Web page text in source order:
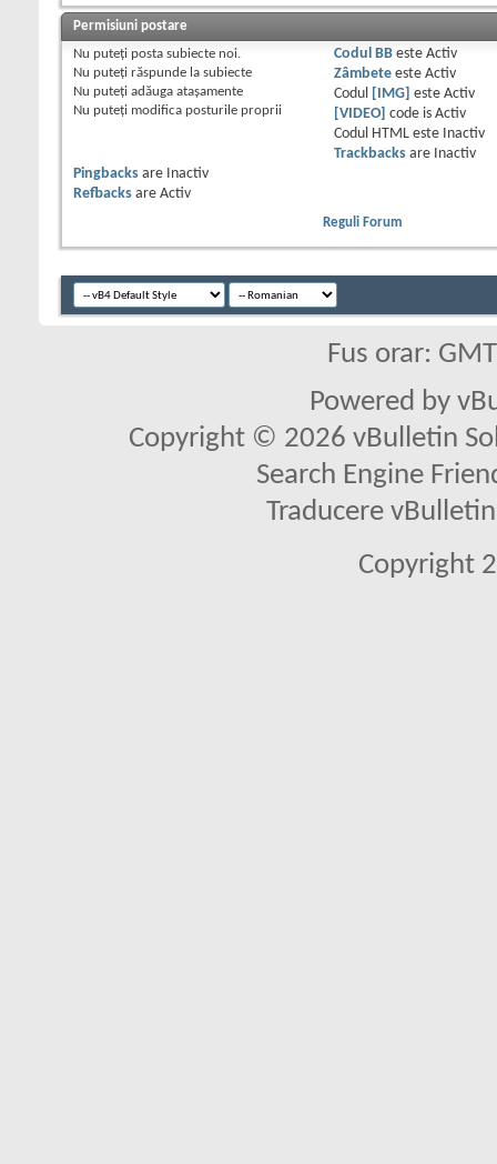
Permisiuni postare
Nu puteţi posta subiecte noi.
Nu puteţi răspunde la subiecte
Nu puteţi adăuga ataşamente
Nu puteţi modifica posturile proprii
Codul BBeste Activ
Zâmbeteeste Activ
Codul
[IMG] este Activ
[VIDEO] code is Activ
Codul HTML este
Inactiv
Trackbacksare
Inactiv
Pingbacks are
Inactiv
Refbacks are Activ
Reguli Forum
Fus orar:
Powered by
Copyright © 2026 vBulletin
Search Engine
Traducere
Copyright